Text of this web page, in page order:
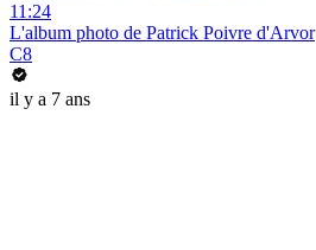
11:24
L'album photo de Patrick Poivre d'Arvor
C8
il y a 7 ans